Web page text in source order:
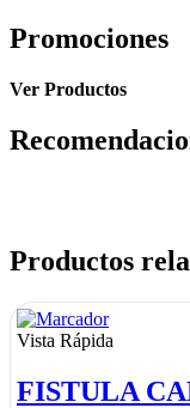
Promociones
Ver Productos
Productos
Vista Rápida
FISTULA